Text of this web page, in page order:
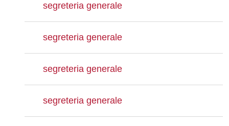
segreteria generale
segreteria generale
segreteria generale
segreteria generale